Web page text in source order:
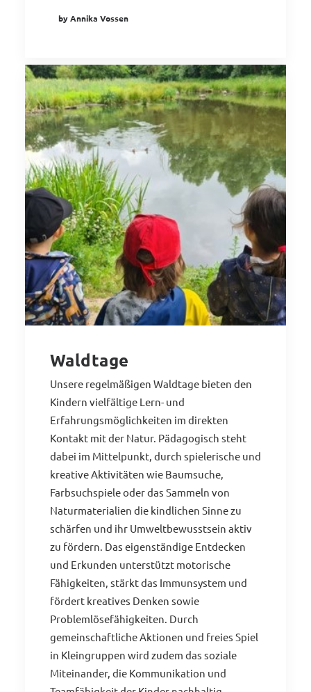
by Annika Vossen
Waldtage
Unsere regelmäßigen Waldtage bieten den
Kindern vielfältige Lern- und
Erfahrungsmöglichkeiten im direkten
Kontakt mit der Natur. Pädagogisch steht
dabei im Mittelpunkt, durch spielerische und
kreative Aktivitäten wie Baumsuche,
Farbsuchspiele oder das Sammeln von
Naturmaterialien die kindlichen Sinne zu
schärfen und ihr Umweltbewusstsein aktiv
zu fördern. Das eigenständige Entdecken
und Erkunden unterstützt motorische
Fähigkeiten, stärkt das Immunsystem und
fördert kreatives Denken sowie
Problemlösefähigkeiten. Durch
gemeinschaftliche Aktionen und freies Spiel
in Kleingruppen wird zudem das soziale
Miteinander, die Kommunikation und